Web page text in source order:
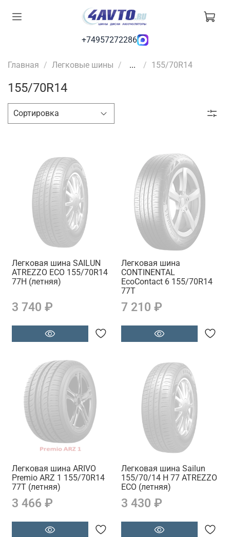
+74957272286
Главная Легковые шины ... 155/70R14
155/70R14
Легковая шина SAILUN
ATREZZO ECO 155/70R14
77H (летняя)
3 740 ₽
Легковая шина
CONTINENTAL
EcoContact 6 155/70R14
77T
7 210 ₽
Легковая шина ARIVO
Premio ARZ 1 155/70R14
77T (летняя)
3 466 ₽
Легковая шина Sailun
155/70/14 H 77 ATREZZO
ECO (летняя)
3 430 ₽